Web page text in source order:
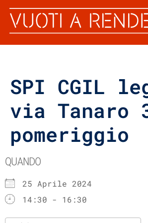
SPI CGIL
via Tanaro
pomeriggio
QUANDO
25 Aprile 2024
14:30 - 16:30